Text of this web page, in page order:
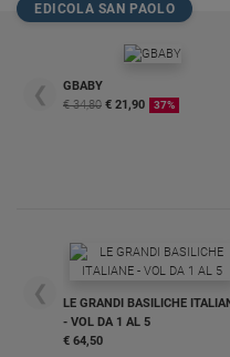
EDICOLA SAN PAOLO
❮
GBABY
€ 34,80 € 21,90 37%
❮
LE GRANDI BASILICHE
- VOL DA 1 AL 5
€ 64,50